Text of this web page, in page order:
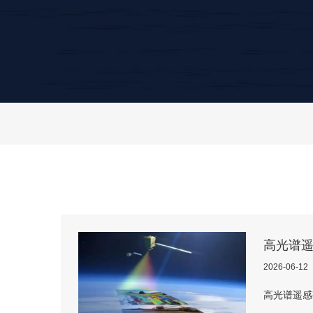
高光谱
2026-06-12
高光谱遥